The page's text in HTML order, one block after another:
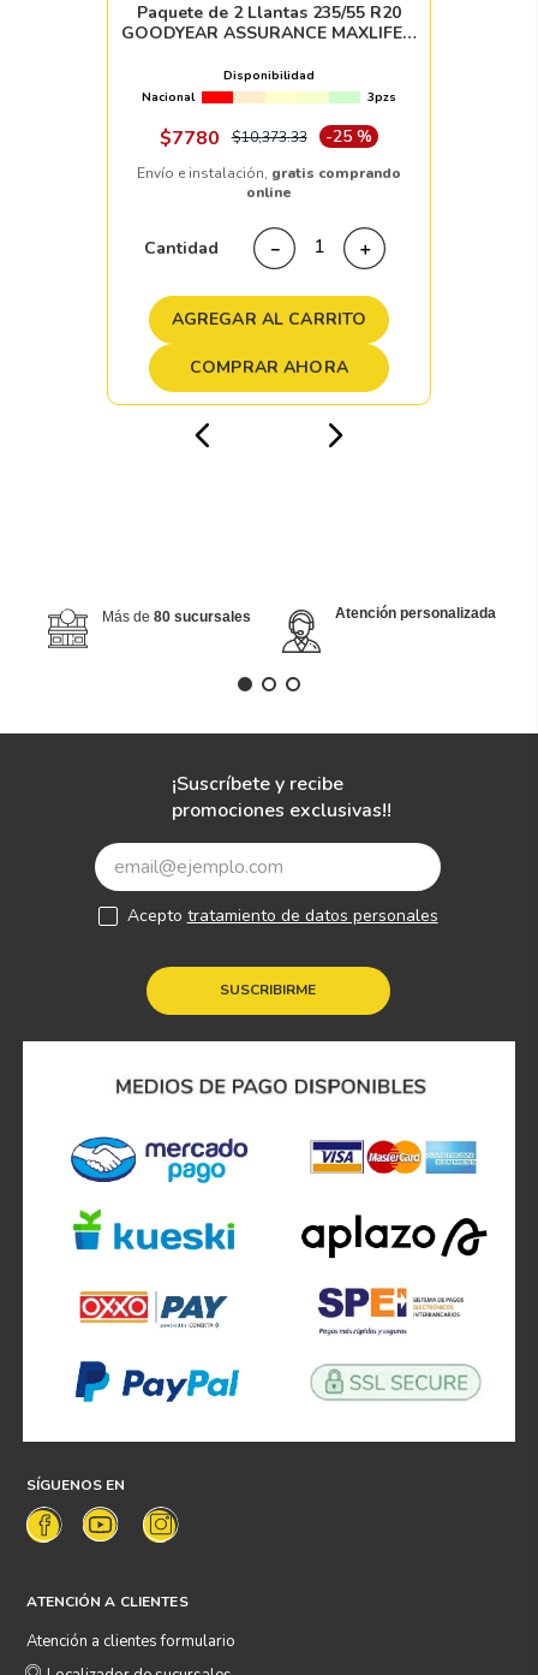
Paquete de 2 Llantas 235/55 R20
GOODYEAR ASSURANCE MAXLIFE 2
Disponibilidad
Nacional
3pzs
$7780 $10,373.33 -25 %
Envío e instalación, gratis comprando
online
Cantidad ＋
－
AGREGAR AL CARRITO
COMPRAR AHORA
Más de 80 sucursales Atención personalizada
¡Suscríbete y recibe
promociones exclusivas!!
SUSCRIBIRME
Acepto tratamiento de datos personales
SÍGUENOS EN
ATENCIÓN A CLIENTES
Atención a clientes formulario